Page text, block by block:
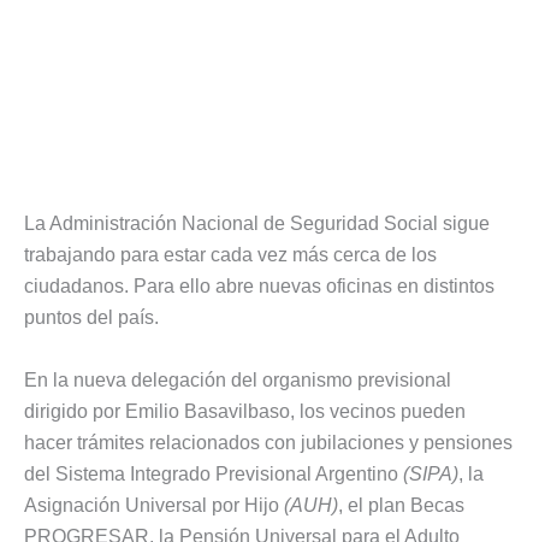
La Administración Nacional de Seguridad Social sigue
trabajando para estar cada vez más cerca de los
ciudadanos. Para ello abre nuevas oficinas en distintos
puntos del país.
En la nueva delegación del organismo previsional
dirigido por Emilio Basavilbaso, los vecinos pueden
hacer trámites relacionados con jubilaciones y pensiones
del Sistema Integrado Previsional Argentino (SIPA), la
Asignación Universal por Hijo (AUH), el plan Becas
PROGRESAR, la Pensión Universal para el Adulto